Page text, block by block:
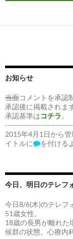
お知らせ
当面コメントを承認
承認後に掲載されま
承認基準はコチラ 。
2015年4月1日から
イトルに
を付ける
今日、明日のテレフ
今日8/6(木)のテレフ
51歳女性。
18歳の長男が離れた
候群の状態。心療内